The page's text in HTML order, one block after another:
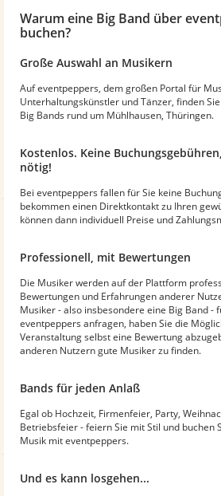
Warum eine Big Band über
buchen?
Große Auswahl an Musikern
Auf eventpeppers, dem großen Portal für
Unterhaltungskünstler und Tänzer, finden
Big Bands rund um Mühlhausen, Thüringen.
Kostenlos. Keine
nötig!
Bei eventpeppers fallen für Sie keine
bekommen einen Direktkontakt zu Ihren
können dann individuell Preise und
Professionell, mit Bewertungen
Die Musiker werden auf der Plattform
Bewertungen und Erfahrungen anderer
Musiker - also insbesondere eine Big Band -
eventpeppers anfragen, haben Sie die
Veranstaltung selbst eine Bewertung
anderen Nutzern gute Musiker zu finden.
Bands für jeden Anlaß
Egal ob Hochzeit, Firmenfeier, Party,
Betriebsfeier - feiern Sie mit Stil und buchen
Musik mit eventpeppers.
Und es kann losgehen...